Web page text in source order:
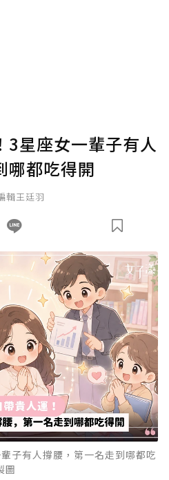
3星座女一輩子有人
哪都吃得開
輯王廷羽
子有人撐腰，第一名走到哪都吃
圖